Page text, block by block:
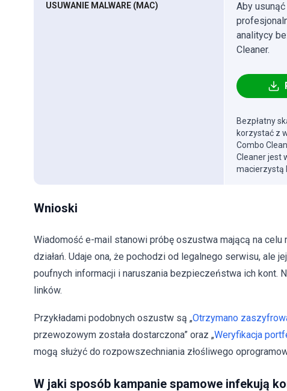
USUWANIE MALWARE (MAC)
Aby
analitycy
Cleaner.
Bezpłatny
korzystać z
Combo
Cleaner jest
macierzystą
Wnioski
Wiadomość e-mail stanowi próbę oszustwa mającą na
działań. Udaje ona, że pochodzi od legalnego serwisu, ale
poufnych informacji i naruszania bezpieczeństwa ich kont.
linków.
Przykładami podobnych oszustw są „Otrzymano
przewozowym została dostarczona” oraz „Weryfikacja
mogą służyć do rozpowszechniania złośliwego
W jaki sposób kampanie spamowe infekują